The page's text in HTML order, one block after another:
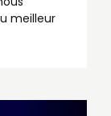
meilleur